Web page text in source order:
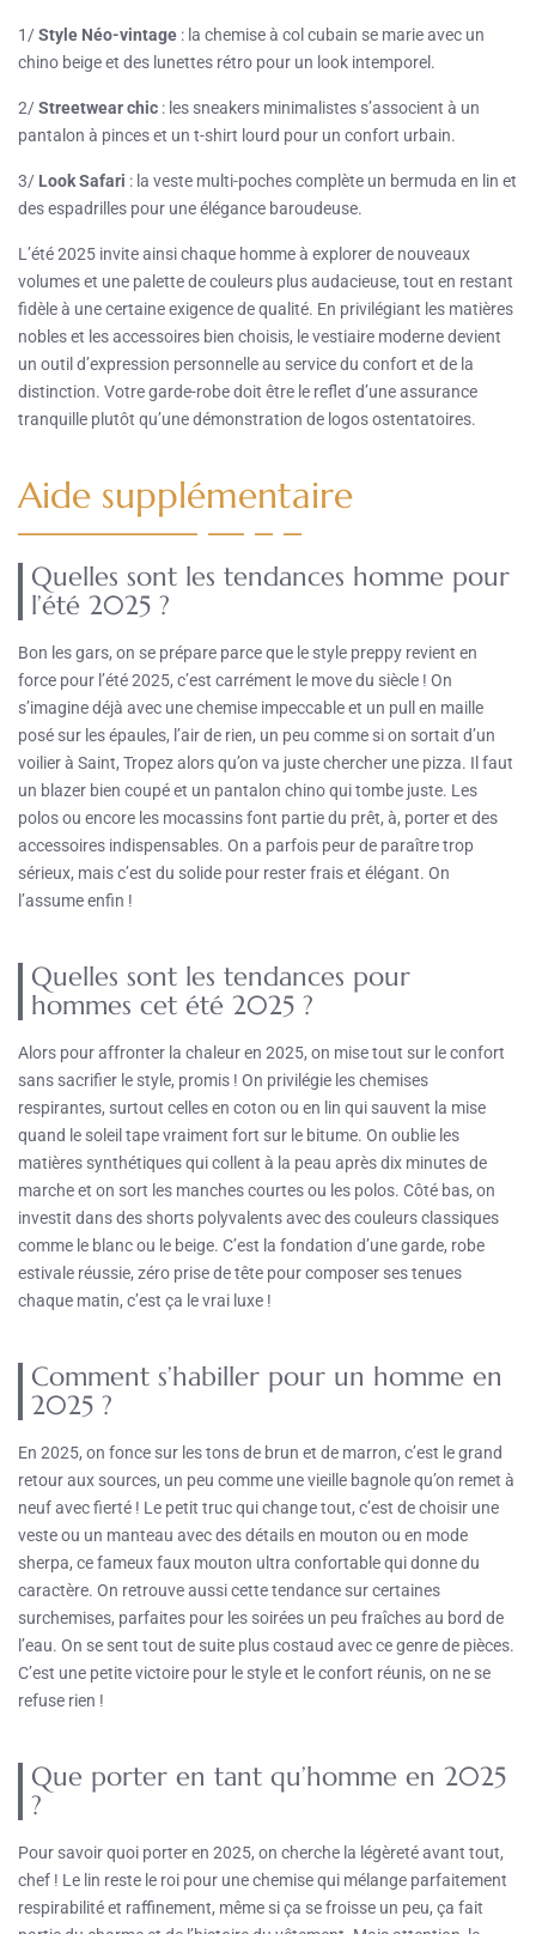
1/Style Néo-vintage : la chemise à col cubain se marie avec un
chino beige et des lunettes rétro pour un look intemporel.
2/Streetwear chic : les sneakers minimalistes s’associent à un
pantalon à pinces et un t-shirt lourd pour un confort urbain.
3/ Look Safari : la veste multi-poches complète un bermuda en lin et
des espadrilles pour une élégance baroudeuse.
L’été 2025 invite ainsi chaque homme à explorer de nouveaux
volumes et une palette de couleurs plus audacieuse, tout en restant
fidèle à une certaine exigence de qualité. En privilégiant les matières
nobles et les accessoires bien choisis, le vestiaire moderne devient
un outil d’expression personnelle au service du confort et de la
distinction. Votre garde-robe doit être le reflet d’une assurance
tranquille plutôt qu’une démonstration de logos ostentatoires.
Aide supplémentaire
Quelles sont les tendances homme pour
l’été 2025 ?
Bon les gars, on se prépare parce que le style preppy revient en
force pour l’été 2025, c’est carrément le move du siècle ! On
s’imagine déjà avec une chemise impeccable et un pull en maille
posé sur les épaules, l’air de rien, un peu comme si on sortait d’un
voilier à Saint, Tropez alors qu’on va juste chercher une pizza. Il faut
un blazer bien coupé et un pantalon chino qui tombe juste. Les
polos ou encore les mocassins font partie du prêt, à, porter et des
accessoires indispensables. On a parfois peur de paraître trop
sérieux, mais c’est du solide pour rester frais et élégant. On
l’assume enfin !
Quelles sont les tendances pour
hommes cet été 2025 ?
Alors pour affronter la chaleur en 2025, on mise tout sur le confort
sans sacrifier le style, promis ! On privilégie les chemises
respirantes, surtout celles en coton ou en lin qui sauvent la mise
quand le soleil tape vraiment fort sur le bitume. On oublie les
matières synthétiques qui collent à la peau après dix minutes de
marche et on sort les manches courtes ou les polos. Côté bas, on
investit dans des shorts polyvalents avec des couleurs classiques
comme le blanc ou le beige. C’est la fondation d’une garde, robe
estivale réussie, zéro prise de tête pour composer ses tenues
chaque matin, c’est ça le vrai luxe !
Comment s’habiller pour un homme en
2025 ?
En 2025, on fonce sur les tons de brun et de marron, c’est le grand
retour aux sources, un peu comme une vieille bagnole qu’on remet à
neuf avec fierté ! Le petit truc qui change tout, c’est de choisir une
veste ou un manteau avec des détails en mouton ou en mode
sherpa, ce fameux faux mouton ultra confortable qui donne du
caractère. On retrouve aussi cette tendance sur certaines
surchemises, parfaites pour les soirées un peu fraîches au bord de
l’eau. On se sent tout de suite plus costaud avec ce genre de pièces.
C’est une petite victoire pour le style et le confort réunis, on ne se
refuse rien !
Que porter en tant qu’homme en 2025
?
Pour savoir quoi porter en 2025, on cherche la légèreté avant tout,
chef ! Le lin reste le roi pour une chemise qui mélange parfaitement
respirabilité et raffinement, même si ça se froisse un peu, ça fait